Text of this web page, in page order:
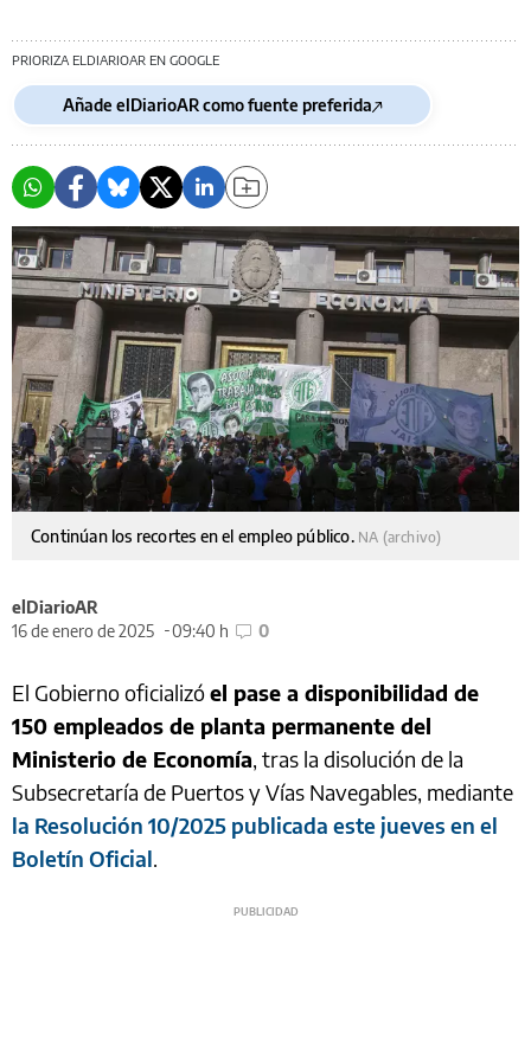
PRIORIZA ELDIARIOAR EN GOOGLE
Añade elDiarioAR como fuente preferida
Continúan los recortes en el empleo público. NA (archivo)
elDiarioAR
16 de enero de 2025
09:40 h 0
El Gobierno oficializóel pase a disponibilidad de
150 empleados de planta permanente del
Ministerio de Economía, tras la disolución de la
Subsecretaría de Puertos y Vías Navegables, mediante
la Resolución 10/2025 publicada este jueves en el
Boletín Oficial.